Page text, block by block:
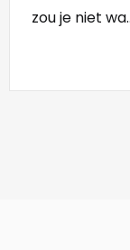
zou je niet